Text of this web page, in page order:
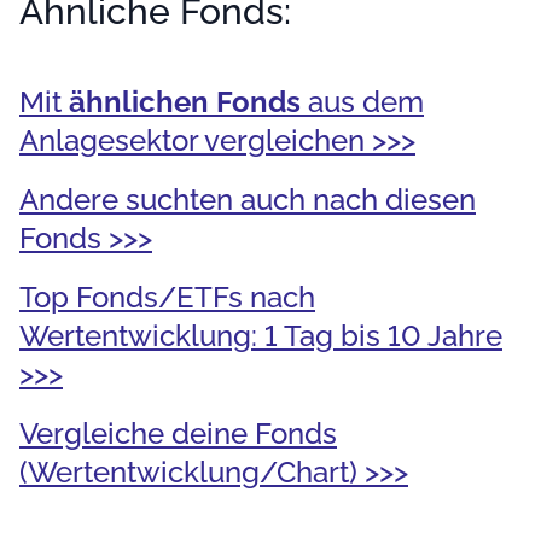
Ähnliche Fonds:
Mit ähnlichen Fonds aus dem
Anlagesektor vergleichen >>>
Andere suchten auch nach diesen
Fonds >>>
Top Fonds/ETFs nach
Wertentwicklung: 1 Tag bis 10 Jahre
>>>
Vergleiche deine Fonds
(Wertentwicklung/Chart) >>>